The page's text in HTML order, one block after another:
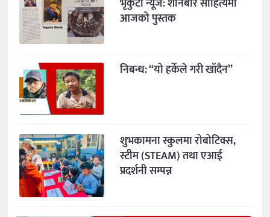
आजको पुस्तक
निबन्ध: “यो हर्केले गरी खाँदैन”
शुभकामना स्कुलमा रोबोटिक्स,
स्टीम (STEAM) तथा एआई
प्रदर्शनी सम्पन्न